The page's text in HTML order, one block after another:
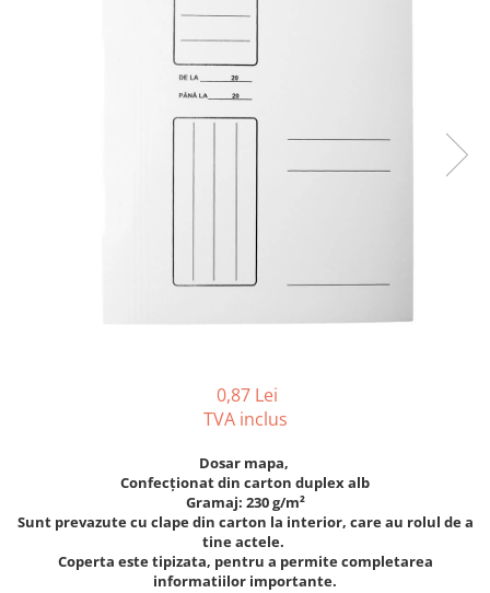
Rezerva cub notes
Produse si rechizite scolare
Caiete si produse din hartie
Caiete A4
0,87 Lei
TVA inclus
Dosar mapa,
Confecționat din carton duplex alb
Gramaj: 230 g/m²
Sunt prevazute cu clape din carton la interior, care au rolul de a
tine actele.
Coperta este tipizata, pentru a permite completarea
informatiilor importante.